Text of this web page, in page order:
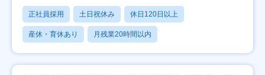
正社員採用 土日祝休み 休日120日以上
産休・育休あり 月残業20時間以内